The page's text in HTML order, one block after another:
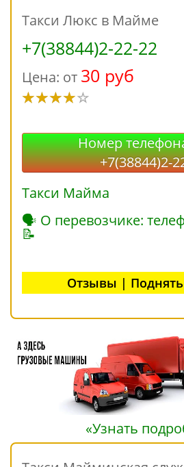
Такси Люкс в Майме
+7(38844)2-22-22
Цена: от 30 руб
Номер
+7(38844)2-
Такси Майма
🗣 О перевозчике:
📝
Отзывы | Поднять
«Узнать